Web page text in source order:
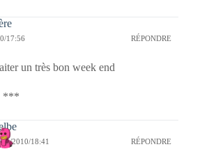
17:56 RÉPONDRE
un très bon week end
***
2010/18:41 RÉPONDRE